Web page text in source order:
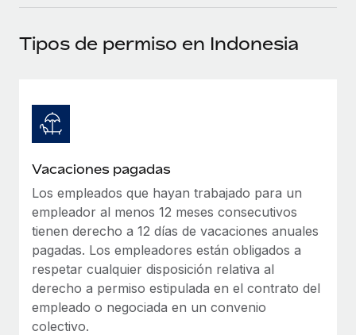
Optimiza los procesos con herramientas empresariales
SERVICIOS
Obtén ayuda de gente experta en RR. HH. globales
y cumplimiento normativo.
Comprobaciones de antecedentes
Simplifica los procesos de cribado de candidatos.
Cumplimiento normativo
Adelántate a los riesgos de cumplimiento
normativo.
Asociarse
Consultoría de integraciones y automatización con IA.
CASOS PRÁCTICOS
Información sobre salarios y talento
Obtén ayuda
Nómina global
EOR y PEO
Contractor Management
Impuestos
Tipos de permiso en Indonesia
Vacaciones pagadas
Los empleados que hayan trabajado para un
empleador al menos 12 meses consecutivos
tienen derecho a 12 días de vacaciones anuales
pagadas. Los empleadores están obligados a
respetar cualquier disposición relativa al
derecho a permiso estipulada en el contrato del
empleado o negociada en un convenio
colectivo.